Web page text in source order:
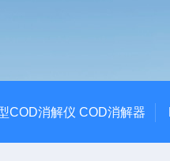
COD消解仪 COD消解器